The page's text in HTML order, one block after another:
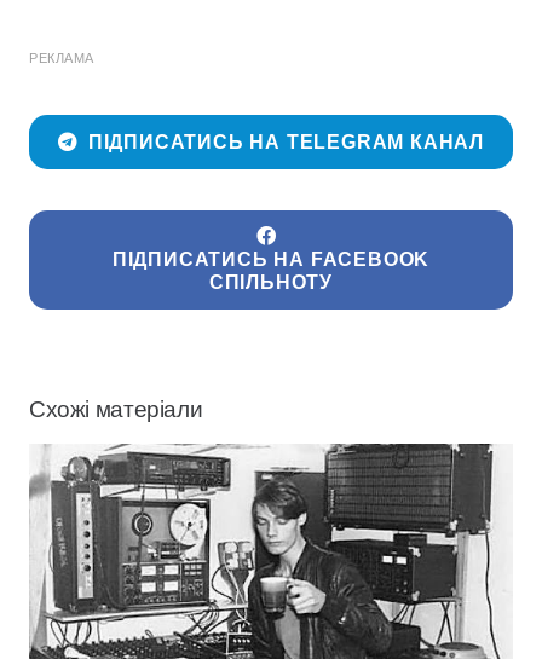
РЕКЛАМА
ПІДПИСАТИСЬ НА TELEGRAM КАНАЛ
ПІДПИСАТИСЬ НА FACEBOOK
СПІЛЬНОТУ
Схожі матеріали